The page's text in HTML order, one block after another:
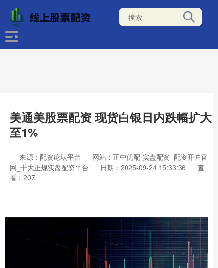
美通美股票配资 现货白银日内跌幅扩大
至1%
来源：配资论坛平台
网站：正中优配-实盘配资_配资开户官
网_十大正规实盘配资平台
日期：2025-09-24 15:33:36
查
看：207